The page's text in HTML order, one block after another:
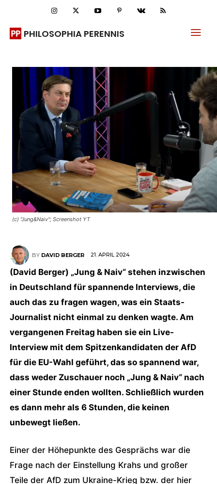
PHILOSOPHIA PERENNIS
(c) "Jung&Naiv"; Screenshot YT
BY DAVID BERGER 21. APRIL 2024
(David Berger) „Jung & Naiv“ stehen inzwischen
in Deutschland für spannende Interviews, die
auch das zu fragen wagen, was ein Staats-
Journalist nicht einmal zu denken wagte. Am
vergangenen Freitag haben sie ein Live-
Interview mit dem Spitzenkandidaten der AfD
für die EU-Wahl geführt, das so spannend war,
dass weder Zuschauer noch „Jung & Naiv“ nach
einer Stunde enden wollten. Schließlich wurden
es dann mehr als 6 Stunden, die keinen
unbewegt ließen.
Einer der Höhepunkte des Gesprächs war die
Frage nach der Einstellung Krahs und großer
Teile der AfD zum Ukraine-Krieg bzw. der hier